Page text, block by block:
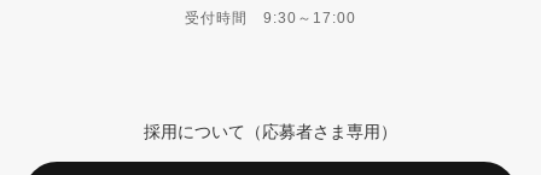
受付時間 9:30～17:00
採用について（応募者さま専用）